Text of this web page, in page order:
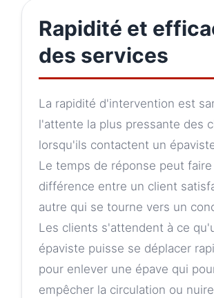
Rapidité et
des services
La rapidité d'intervention est
l'attente la plus pressante des
lorsqu'ils contactent un
Le temps de réponse peut faire
différence entre un client
autre qui se tourne vers un
Les clients s'attendent à ce
épaviste puisse se déplacer
pour enlever une épave qui
empêcher la circulation ou